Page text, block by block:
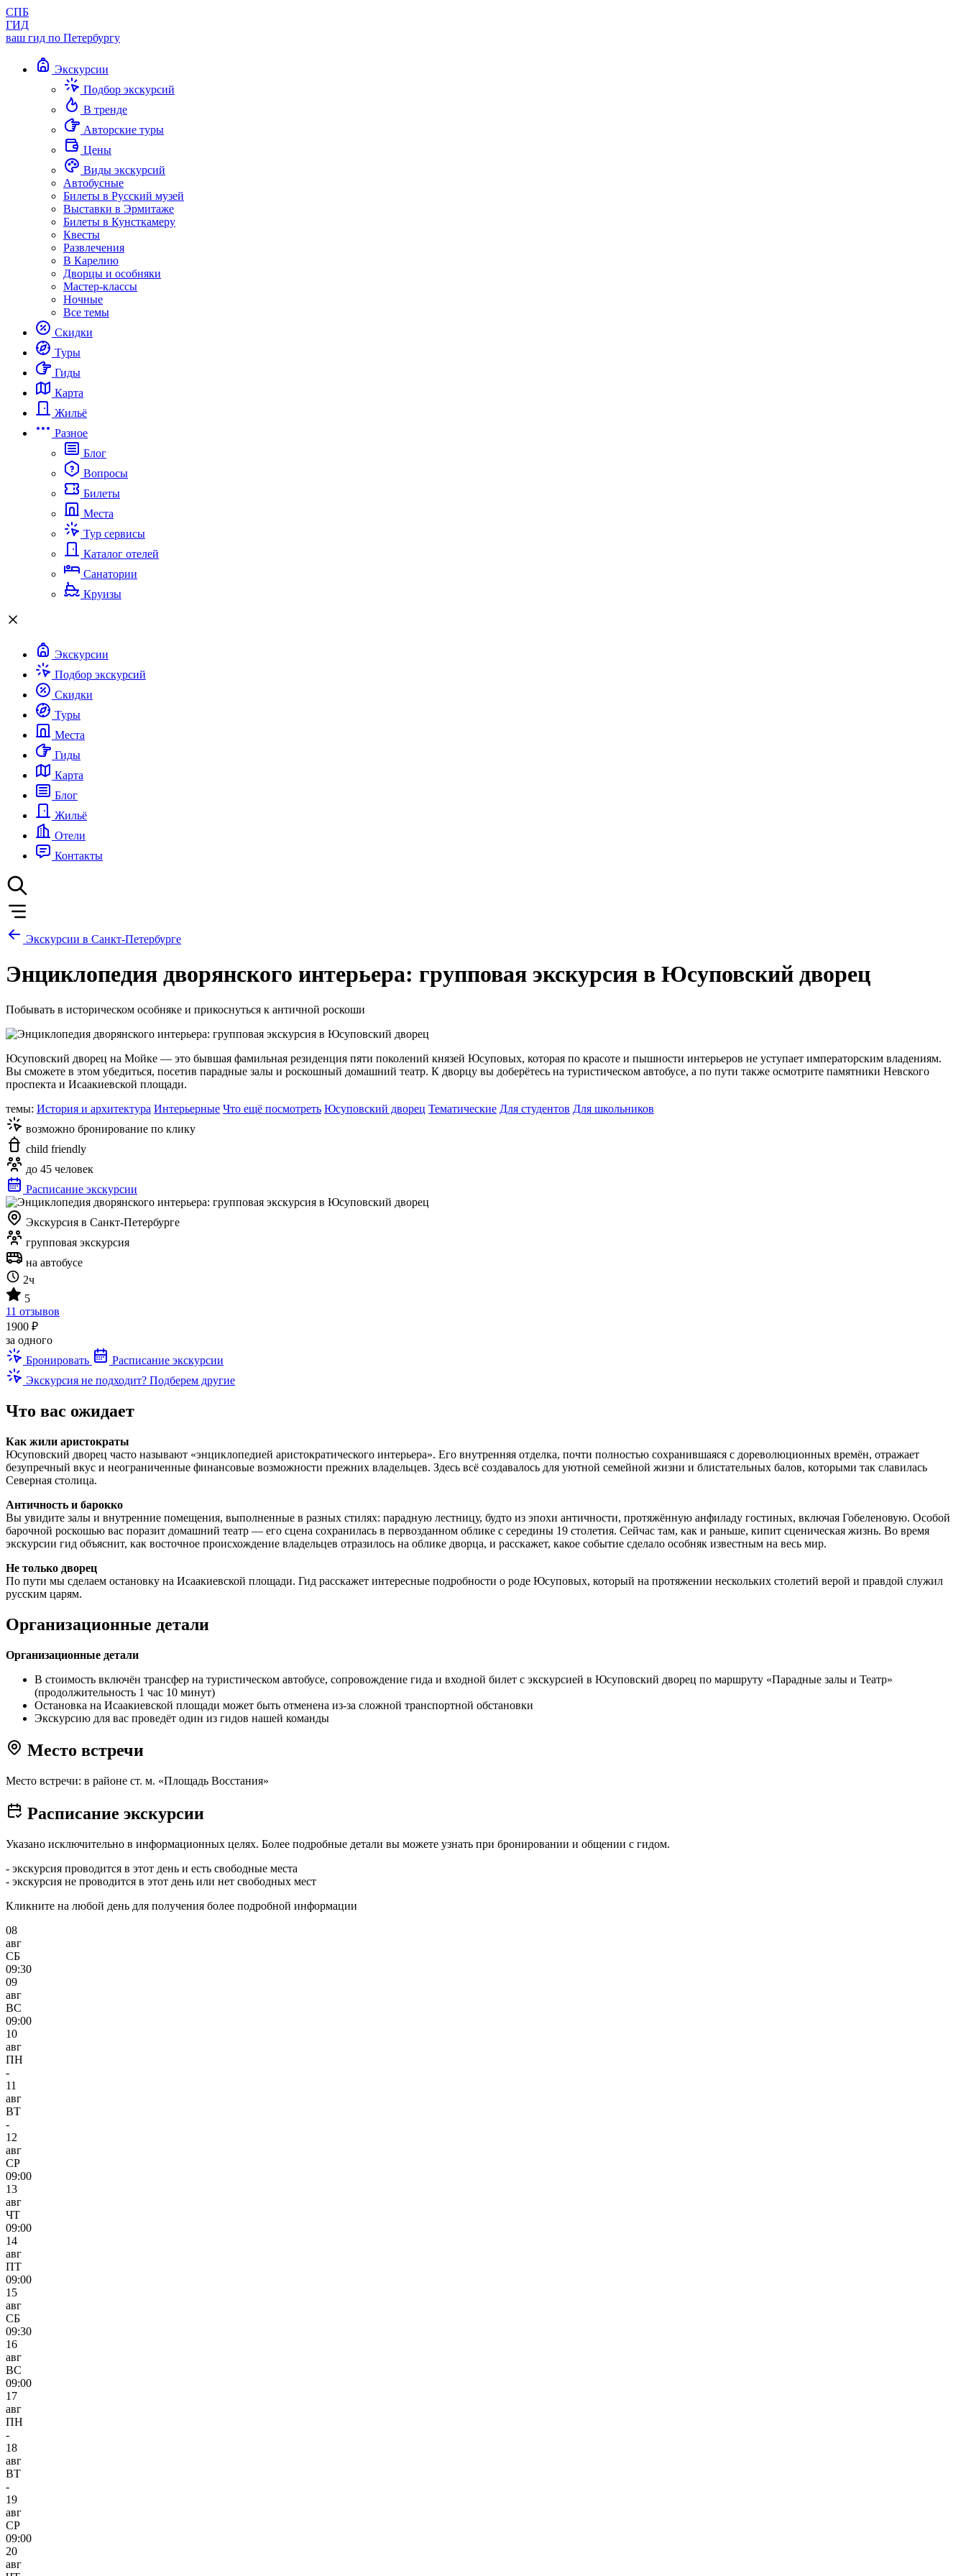
СПБ
ГИД
ваш гид по Петербургу
Экскурсии
Подбор экскурсий
В тренде
Авторские туры
Цены
Виды экскурсий
Автобусные
Билеты в Русский музей
Выставки в Эрмитаже
Билеты в Кунсткамеру
Квесты
Развлечения
В Карелию
Дворцы и особняки
Мастер-классы
Ночные
Все темы
Скидки
Туры
Гиды
Карта
Жильё
Разное
Блог
Вопросы
Билеты
Места
Тур сервисы
Каталог отелей
Санатории
Круизы
Экскурсии
Подбор экскурсий
Скидки
Туры
Места
Гиды
Карта
Блог
Жильё
Отели
Контакты
Экскурсии в Санкт-Петербурге
Энциклопедия дворянского интерьера: групповая экскурсия в Юсуповский дворец
Побывать в историческом особняке и прикоснуться к античной роскоши
Юсуповский дворец на Мойке — это бывшая фамильная резиденция пяти поколений князей Юсуповых, которая по красоте и пышности интерьеров не уступает императорским владениям.
Вы сможете в этом убедиться, посетив парадные залы и роскошный домашний театр. К дворцу вы доберётесь на туристическом автобусе, а по пути также осмотрите памятники Невского
проспекта и Исаакиевской площади.
темы: История и архитектура Интерьерные Что ещё посмотреть Юсуповский дворец Тематические Для студентов Для школьников
возможно бронирование по клику
child friendly
до 45 человек
Расписание экскурсии
Экскурсия в Санкт-Петербурге
групповая экскурсия
на автобусе
2ч
5
11 отзывов
1900 ₽
за одного
Бронировать
Расписание экскурсии
Экскурсия не подходит? Подберем другие
Что вас ожидает
Как жили аристократы
Юсуповский дворец часто называют «энциклопедией аристократического интерьера». Его внутренняя отделка, почти полностью сохранившаяся с дореволюционных времён, отражает
безупречный вкус и неограниченные финансовые возможности прежних владельцев. Здесь всё создавалось для уютной семейной жизни и блистательных балов, которыми так славилась
Северная столица.
Античность и барокко
Вы увидите залы и внутренние помещения, выполненные в разных стилях: парадную лестницу, будто из эпохи античности, протяжённую анфиладу гостиных, включая Гобеленовую. Особой
барочной роскошью вас поразит домашний театр — его сцена сохранилась в первозданном облике с середины 19 столетия. Сейчас там, как и раньше, кипит сценическая жизнь. Во время
экскурсии гид объяснит, как восточное происхождение владельцев отразилось на облике дворца, и расскажет, какое событие сделало особняк известным на весь мир.
Не только дворец
По пути мы сделаем остановку на Исаакиевской площади. Гид расскажет интересные подробности о роде Юсуповых, который на протяжении нескольких столетий верой и правдой служил
русским царям.
Организационные детали
Организационные детали
В стоимость включён трансфер на туристическом автобусе, сопровождение гида и входной билет с экскурсией в Юсуповский дворец по маршруту «Парадные залы и Театр»
(продолжительность 1 час 10 минут)
Остановка на Исаакиевской площади может быть отменена из-за сложной транспортной обстановки
Экскурсию для вас проведёт один из гидов нашей команды
Место встречи
Место встречи: в районе ст. м. «Площадь Восстания»
Расписание экскурсии
Указано исключительно в информационных целях. Более подробные детали вы можете узнать при бронировании и общении с гидом.
- экскурсия проводится в этот день и есть свободные места
- экскурсия не проводится в этот день или нет свободных мест
Кликните на любой день для получения более подробной информации
08
авг
СБ
09:30
09
авг
ВС
09:00
10
авг
ПН
-
11
авг
ВТ
-
12
авг
СР
09:00
13
авг
ЧТ
09:00
14
авг
ПТ
09:00
15
авг
СБ
09:30
16
авг
ВС
09:00
17
авг
ПН
-
18
авг
ВТ
-
19
авг
СР
09:00
20
авг